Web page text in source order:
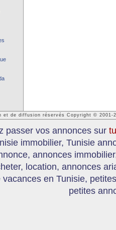
et de diffusion réservés Copyright © 2001-
passer vos annonces sur
immobilier, Tunisie
annonces
location, annonces
vacances en Tunisie,
petites